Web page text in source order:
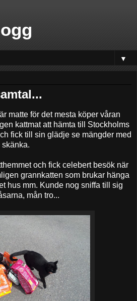
▼
matte för det mesta köper våran
kattmat att hämta till Stockholms
fick till sin glädje se mängder med
och fick celebert besök när
grannkatten som brukar hänga
hus mm. Kunde nog sniffa till sig
mån tro...